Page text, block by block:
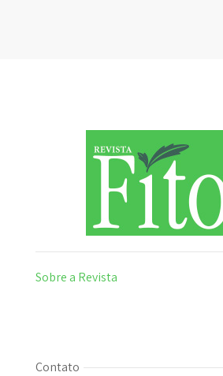
Sobre a Revista
Contato